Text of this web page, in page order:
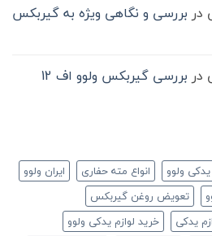
در بررسی و نگاهی ویژه به گیربکس
در بررسی گیربکس ولوو اف 12
ولوو انواع مته حفاری
ایران ولوو
تعویض روغن گیربکس
یدکی
خرید لوازم یدکی ولوو